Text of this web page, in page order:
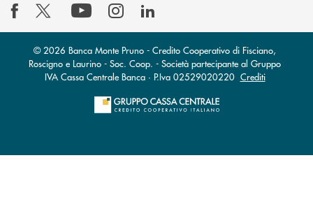
© 2026 Banca Monte Pruno - Credito Cooperativo di Fisciano,
Roscigno e Laurino - Soc. Coop. - Società partecipante al Gruppo
IVA Cassa Centrale Banca · P.Iva 02529020220 Crediti